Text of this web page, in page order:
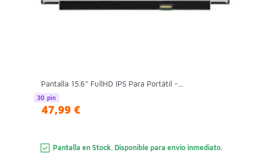
Pantalla 15.6" FullHD IPS Para Portátil -...
30 pin
47,99 €
Pantalla en Stock. Disponible para envio inmediato.